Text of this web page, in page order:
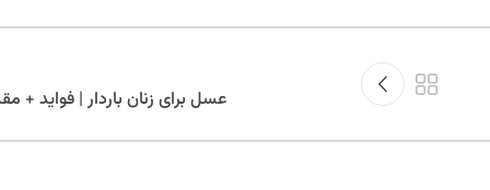
عسل برای زنان باردار | فواید +